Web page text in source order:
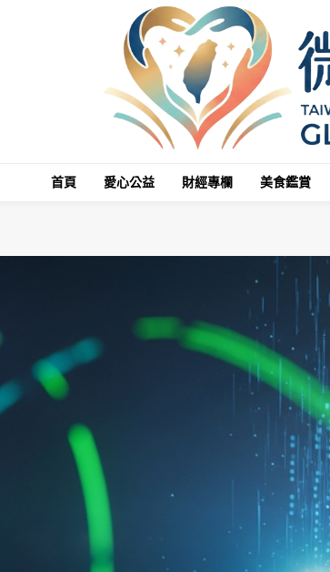
首頁 愛心公益 財經專欄 美食鑑賞